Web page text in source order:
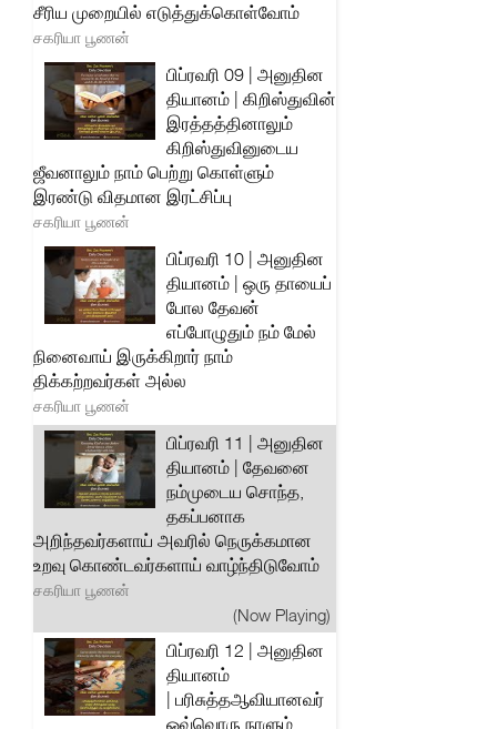
சீரிய முறையில் எடுத்துக்கொள்வோம்
சகரியா பூணன்
பிப்ரவரி 09 | அனுதின
தியானம் | கிறிஸ்துவின்
இரத்தத்தினாலும்
கிறிஸ்துவினுடைய
ஜீவனாலும் நாம் பெற்று கொள்ளும்
இரண்டு விதமான இரட்சிப்பு
சகரியா பூணன்
பிப்ரவரி 10 | அனுதின
தியானம் | ஒரு தாயைப்
போல தேவன்
எப்போழுதும் நம் மேல்
நினைவாய் இருக்கிறார் நாம்
திக்கற்றவர்கள் அல்ல
சகரியா பூணன்
பிப்ரவரி 11 | அனுதின
தியானம் | தேவனை
நம்முடைய சொந்த,
தகப்பனாக
அறிந்தவர்களாய் அவரில் நெருக்கமான
உறவு கொண்டவர்களாய் வாழ்ந்திடுவோம்
சகரியா பூணன்
(Now Playing)
பிப்ரவரி 12 | அனுதின
தியானம்
| பரிசுத்தஆவியானவர்
ஒவ்வொரு நாளும்